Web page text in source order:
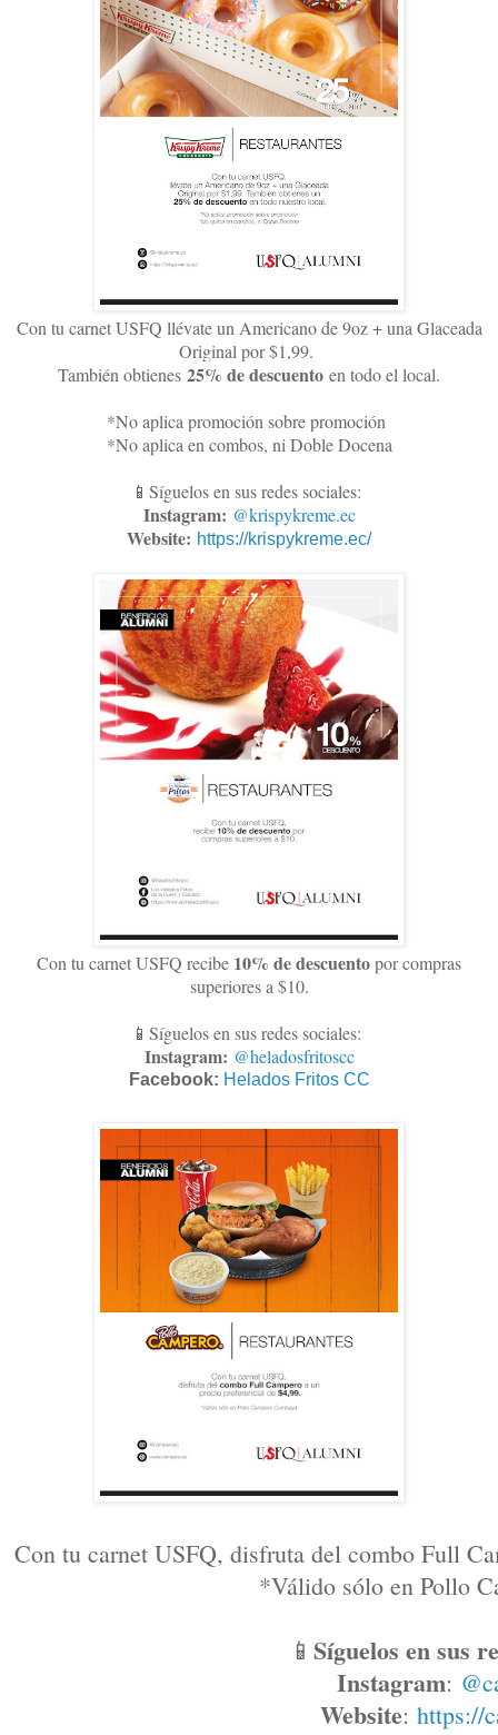
Con tu carnet USFQ llévate un Americano de 9oz + una Glaceada
Original por $1,99.
También obtienes 25% de descuento en todo el local.
*No aplica promoción sobre promoción
*No aplica en combos, ni Doble Docena
📱Síguelos en sus redes sociales:
Instagram: @krispykreme.ec
Website: https://krispykreme.ec/
Con tu carnet USFQ recibe 10% de descuentopor compras
superiores a $10.
📱Síguelos en sus redes sociales:
Instagram: @heladosfritoscc
Facebook: Helados Fritos CC
Con tu carnet USFQ, disfruta del combo Full
*Válido sólo en Pollo
📱 Síguelos en sus
Instagram:
Website: https://